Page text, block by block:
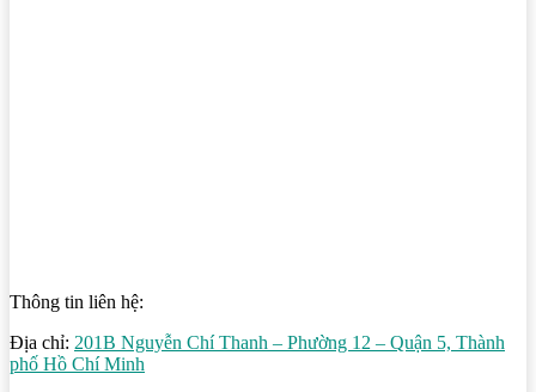
Thông tin liên hệ:
Địa chỉ: 201B Nguyễn Chí Thanh – Phường 12 – Quận 5, Thành
phố Hồ Chí Minh